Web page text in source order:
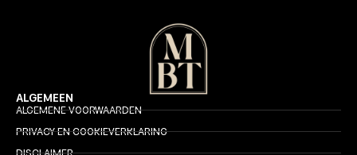
ALGEMEEN
ALGEMENE VOORWAARDEN
PRIVACY EN COOKIEVERKLARING